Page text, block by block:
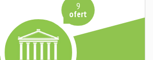
9
ofert